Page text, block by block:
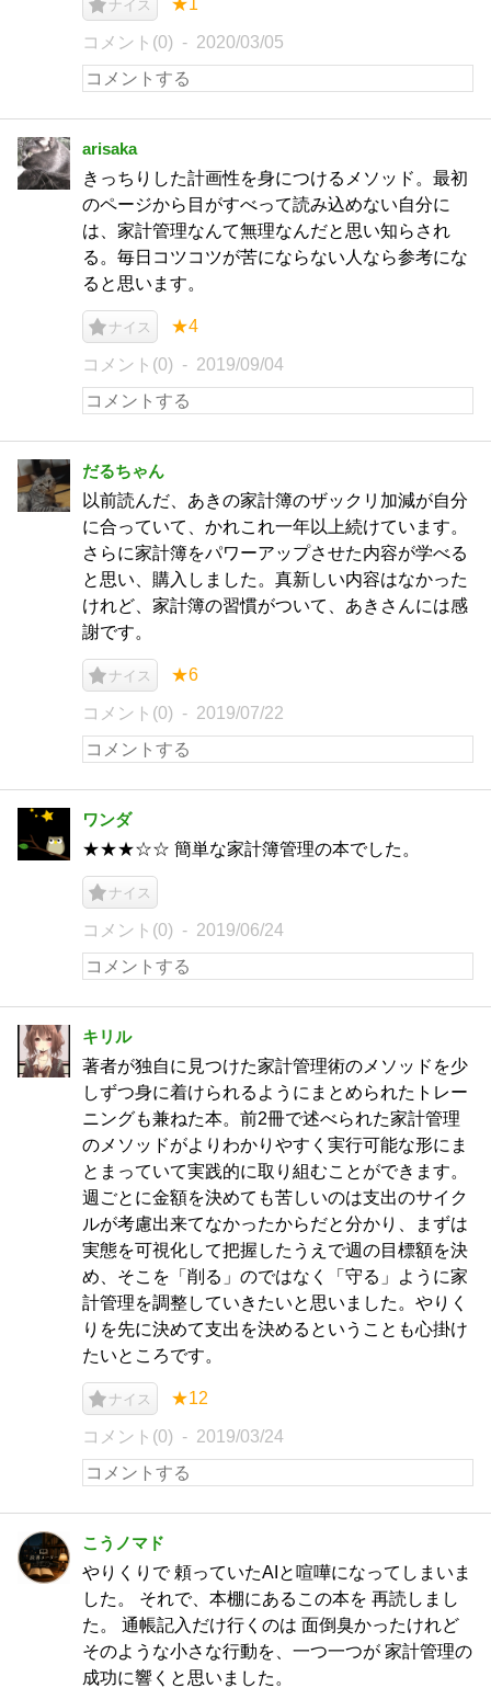
ナイス ★1
コメント(0) 2020/03/05
arisaka
きっちりした計画性を身につけるメソッド。最初
のページから目がすべって読み込めない自分に
は、家計管理なんて無理なんだと思い知らされ
る。毎日コツコツが苦にならない人なら参考にな
ると思います。
ナイス ★4
コメント(0) 2019/09/04
だるちゃん
以前読んだ、あきの家計簿のザックリ加減が自分
に合っていて、かれこれ一年以上続けています。
さらに家計簿をパワーアップさせた内容が学べる
と思い、購入しました。真新しい内容はなかった
けれど、家計簿の習慣がついて、あきさんには感
謝です。
ナイス ★6
コメント(0) 2019/07/22
ワンダ
★★★☆☆ 簡単な家計簿管理の本でした。
ナイス
コメント(0) 2019/06/24
キリル
著者が独自に見つけた家計管理術のメソッドを少
しずつ身に着けられるようにまとめられたトレー
ニングも兼ねた本。前2冊で述べられた家計管理
のメソッドがよりわかりやすく実行可能な形にま
とまっていて実践的に取り組むことができます。
週ごとに金額を決めても苦しいのは支出のサイク
ルが考慮出来てなかったからだと分かり、まずは
実態を可視化して把握したうえで週の目標額を決
め、そこを「削る」のではなく「守る」ように家
計管理を調整していきたいと思いました。やりく
りを先に決めて支出を決めるということも心掛け
たいところです。
ナイス ★12
コメント(0) 2019/03/24
こうノマド
やりくりで 頼っていたAIと喧嘩になってしまいま
した。 それで、本棚にあるこの本を 再読しまし
た。 通帳記入だけ行くのは 面倒臭かったけれど
そのような小さな行動を、一つ一つが 家計管理の
成功に響くと思いました。